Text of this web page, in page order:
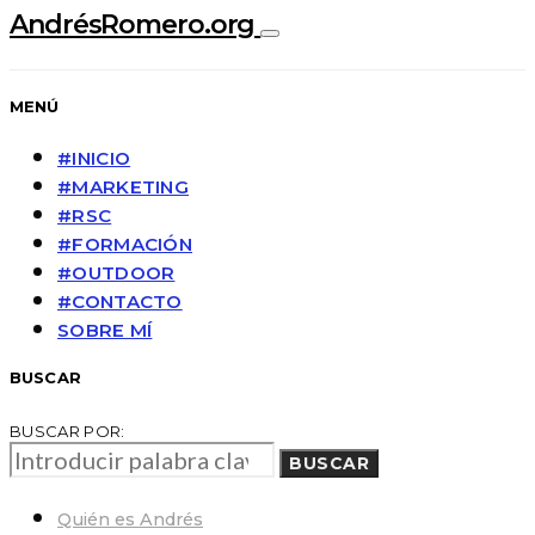
AndrésRomero.org
MENÚ
#INICIO
#MARKETING
#RSC
#FORMACIÓN
#OUTDOOR
#CONTACTO
SOBRE MÍ
BUSCAR
BUSCAR POR:
BUSCAR
Quién es Andrés